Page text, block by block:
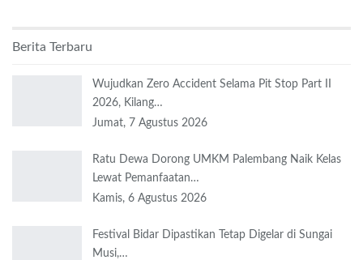
Berita Terbaru
Wujudkan Zero Accident Selama Pit Stop Part II
2026, Kilang…
Jumat, 7 Agustus 2026
Ratu Dewa Dorong UMKM Palembang Naik Kelas
Lewat Pemanfaatan…
Kamis, 6 Agustus 2026
Festival Bidar Dipastikan Tetap Digelar di Sungai
Musi,…